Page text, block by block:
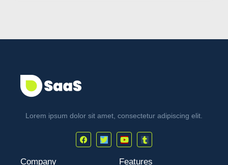
Lorem ipsum dolor sit amet, consectetur adipiscing elit.
Company Features